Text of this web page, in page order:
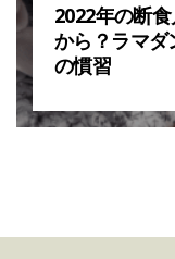
2022年の断
から？ラマダ
の慣習